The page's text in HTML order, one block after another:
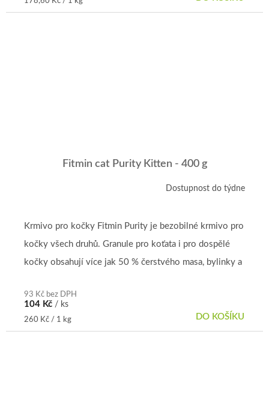
cena:
Fitmin cat Purity Kitten - 400 g
Dostupnost do týdne
93 Kč bez DPH
104 Kč / ks
Měrná
cena:
260 Kč / 1 kg DO KOŠÍKU
Krmivo pro kočky Fitmin Purity je bezobilné krmivo pro
kočky všech druhů. Granule pro koťata i pro dospělé
kočky obsahují více jak 50 % čerstvého masa, bylinky a